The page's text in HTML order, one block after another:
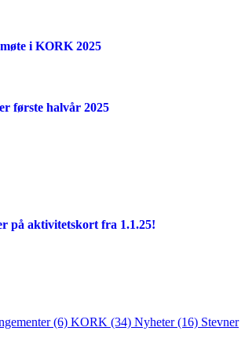
i KORK 2025
første halvår 2025
på aktivitetskort fra 1.1.25!
(6) KORK (34) Nyheter (16) Stevner